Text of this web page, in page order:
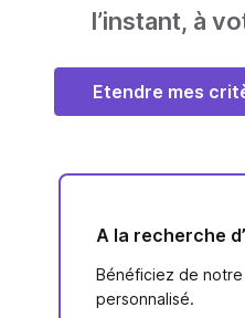
l’instant, à
Etendre mes
A la recherche
Bénéficiez de
personnalisé.